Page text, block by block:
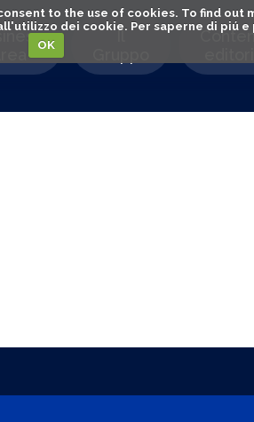
to the use of cookies. To find out
dei cookie. Per saperne di piú
OK
Il